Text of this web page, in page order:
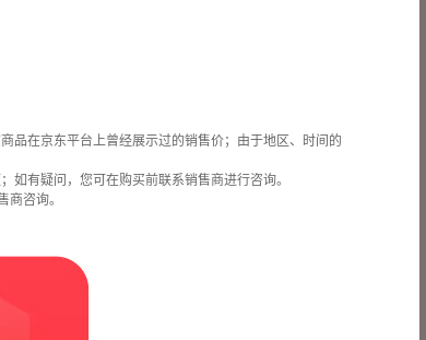
品在京东平台上曾经展示过的销售价；由于地区、时间的
有疑问，您可在购买前联系销售商进行咨询。
咨询。